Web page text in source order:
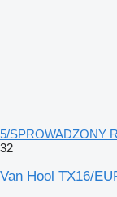
5/SPROWADZONY
32
Van Hool TX16/